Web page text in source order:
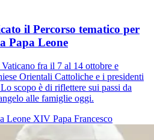
il Percorso tematico per
Papa Leone
fra il 7 al 14 ottobre e
Orientali Cattoliche e i presidenti
scopo è di riflettere sui passi da
alle famiglie oggi.
Leone XIV Papa Francesco